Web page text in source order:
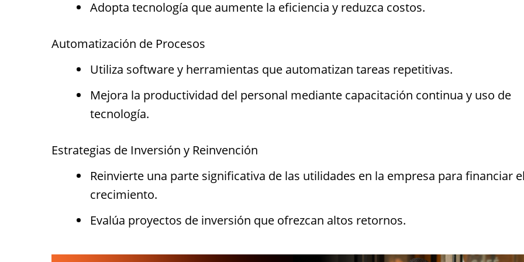
Adopta tecnología que aumente la eficiencia y reduzca costos.
Automatización de Procesos
Utiliza software y herramientas que automatizan tareas repetitivas.
Mejora la productividad del personal mediante capacitación continua y uso de
tecnología.
Estrategias de Inversión y Reinvención
Reinvierte una parte significativa de las utilidades en la empresa para financiar
crecimiento.
Evalúa proyectos de inversión que ofrezcan altos retornos.